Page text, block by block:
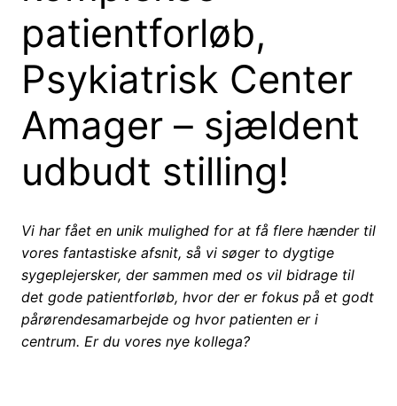
patientforløb,
Psykiatrisk Center
Amager – sjældent
udbudt stilling!
Vi har fået en unik mulighed for at få flere hænder til
vores fantastiske afsnit, så vi søger to dygtige
sygeplejersker, der sammen med os vil bidrage til
det gode patientforløb, hvor der er fokus på et godt
pårørendesamarbejde og hvor patienten er i
centrum. Er du vores nye kollega?